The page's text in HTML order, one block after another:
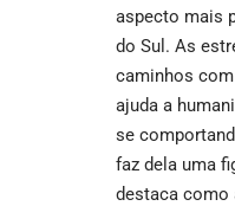
aspecto mais
do Sul. As
caminhos
ajuda a
se
faz dela uma
destaca como